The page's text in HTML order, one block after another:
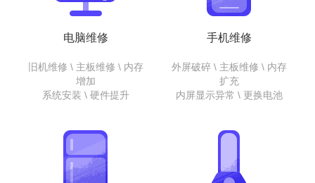
电脑维修
旧机维修 \ 主板维修 \ 内存
增加
系统安装 \ 硬件提升
手机维修
外屏破碎 \ 主板维修 \ 内存
扩充
内屏显示异常 \ 更换电池